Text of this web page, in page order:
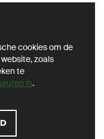
cookies om de
zoals
te
in.